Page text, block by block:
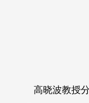
高晓波教授